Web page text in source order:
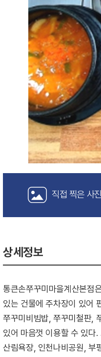
직접 찍은 사
상세정보
통큰손쭈꾸미마을계산본점
있는 건물에 주차장이 있어
쭈꾸미비빔밥, 쭈꾸미철판,
있어 마음껏 이용할 수 있다
산림욕장, 인천나비공원, 부